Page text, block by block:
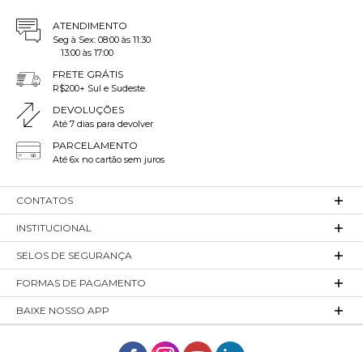
ATENDIMENTO
Seg à Sex: 08:00 às 11:30
13:00 às 17:00
FRETE GRÁTIS
R$200+ Sul e Sudeste
DEVOLUÇÕES
Até 7 dias para devolver
PARCELAMENTO
Até 6x no cartão sem juros
CONTATOS
INSTITUCIONAL
SELOS DE SEGURANÇA
FORMAS DE PAGAMENTO
BAIXE NOSSO APP